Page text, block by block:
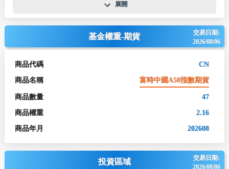
展開
基金權重-期貨
交易日期:
2026/08/06
商品代碼 CN
商品名稱 富時中國A50指數期貨
商品數量 47
商品權重 2.16
商品年月 202608
投資區域
交易日期:
2026/08/06